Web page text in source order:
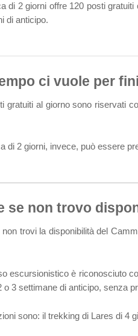
di 2 giorni offre 120 posti
di anticipo.
ci vuole per
gratuiti al giorno sono riservati
di 2 giorni, invece, può essere
se non trovo
trovi la disponibilità del
escursionistico è riconosciuto
o 3 settimane di anticipo, senza
sono: il trekking di Lares di 4